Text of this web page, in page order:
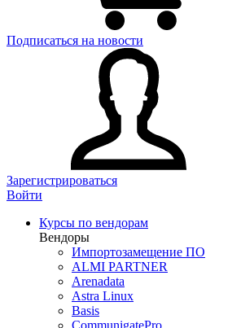
Подписаться на новости
Зарегистрироваться
Войти
Курсы по вендорам
Вендоры
Импортозамещение ПО
ALMI PARTNER
Arenadata
Astra Linux
Basis
CommunigatePro